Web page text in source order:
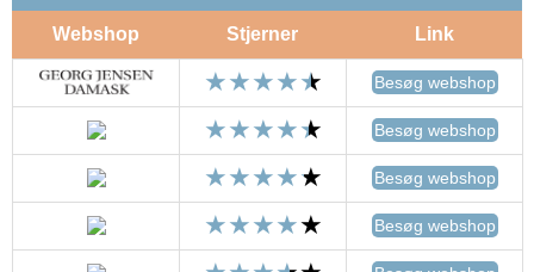
Webshop Stjerner Link
Besøg webshop
Besøg webshop
Besøg webshop
Besøg webshop